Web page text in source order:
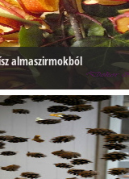
almaszirmokból